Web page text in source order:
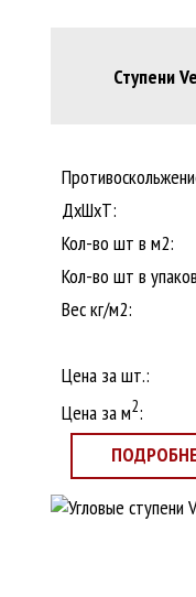
Ступени
ДxШхТ:
Кол-во шт в м2:
Кол-во шт в
Вес кг/м2:
Цена за шт.:
Цена за м2: